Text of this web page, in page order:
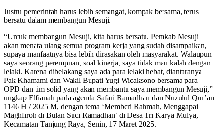
Justru pemerintah harus lebih semangat, kompak bersama, terus
bersatu dalam membangun Mesuji.
“Untuk membangun Mesuji, kita harus bersatu. Pemkab Mesuji
akan menata ulang semua program kerja yang sudah disampaikan,
supaya manfaatnya bisa lebih dirasakan oleh masyarakat. Walaupun
saya seorang perempuan, soal kinerja, saya tidak mau kalah dengan
lelaki. Karena dibelakang saya ada para lelaki hebat, diantaranya
Pak Khamami dan Wakil Bupati Yugi Wicaksono bersama para
OPD dan tim solid yang akan membantu saya membangun Mesuji,”
ungkap Elfianah pada agenda Safari Ramadhan dan Nuzulul Qur’an
1146 H / 2025 M, dengan tema ‘Memberi Rahmah, Menggapai
Maghfiroh di Bulan Suci Ramadhan’ di Desa Tri Karya Mulya,
Kecamatan Tanjung Raya, Senin, 17 Maret 2025.